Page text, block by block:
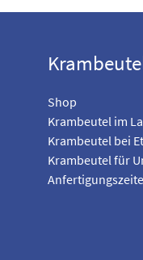
Shop
Krambeutel im
Krambeutel bei
Krambeutel für